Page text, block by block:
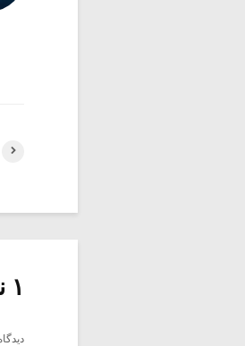
۱ نظر